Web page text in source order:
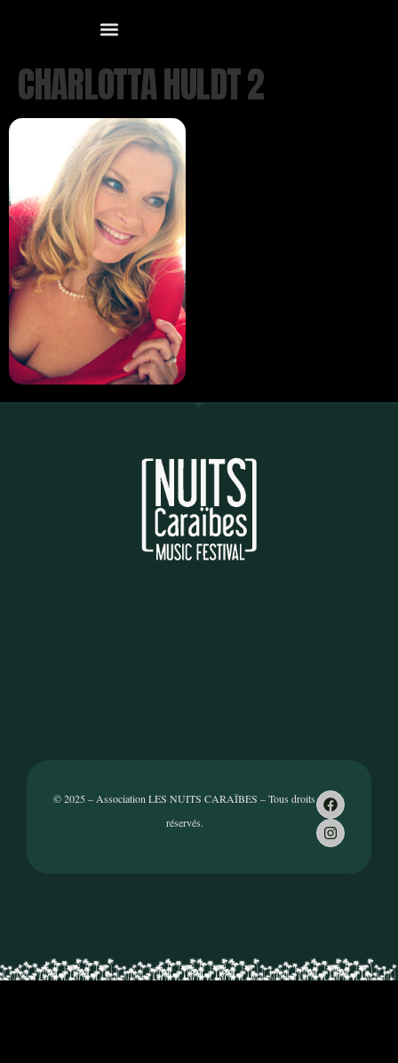
CHARLOTTA HULDT 2
© 2025 – Association LES NUITS CARAÏBES – Tous droits
réservés.